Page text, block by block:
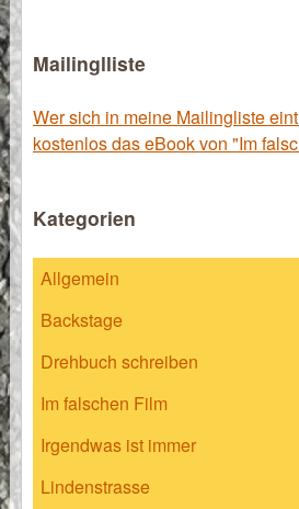
Mailinglliste
Wer sich in meine Mailingliste
kostenlos das eBook von "Im
Kategorien
Allgemein
Backstage
Drehbuch schreiben
Im falschen Film
Irgendwas ist immer
Lindenstrasse